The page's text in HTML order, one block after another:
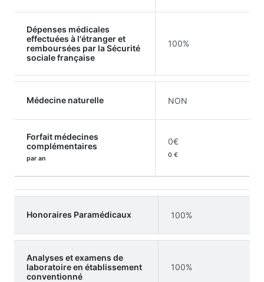
Dépenses médicales
effectuées à l'étranger et
remboursées par la Sécurité
sociale française
100%
Médecine naturelle NON
Forfait médecines
complémentaires
par an
0€
0 €
Honoraires Paramédicaux 100%
Analyses et examens de
laboratoire en établissement
conventionné
100%